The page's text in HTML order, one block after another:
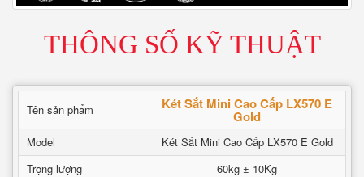
THÔNG SỐ KỸ THUẬT
Tên sản phẩm Két Sắt Mini Cao Cấp LX570 E
Gold
Model
Két Sắt Mini Cao Cấp LX570 E Gold
Trọng lượng
60kg ± 10Kg